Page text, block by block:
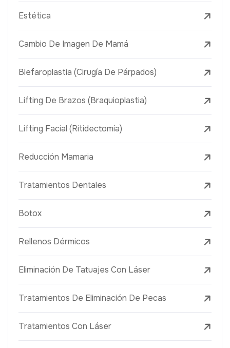
Estética
Cambio De Imagen De Mamá
Blefaroplastia (Cirugía De Párpados)
Lifting De Brazos (Braquioplastia)
Lifting Facial (Ritidectomía)
Reducción Mamaria
Tratamientos Dentales
Botox
Rellenos Dérmicos
Eliminación De Tatuajes Con Láser
Tratamientos De Eliminación De Pecas
Tratamientos Con Láser